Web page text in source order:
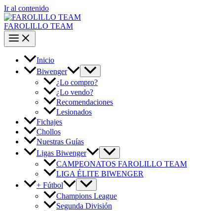
Ir al contenido
FAROLILLO TEAM
Inicio
Biwenger
¿Lo compro?
¿Lo vendo?
Recomendaciones
Lesionados
Fichajes
Chollos
Nuestras Guías
Ligas Biwenger
CAMPEONATOS FAROLILLO TEAM
LIGA ÉLITE BIWENGER
+ Fútbol
Champions League
Segunda División